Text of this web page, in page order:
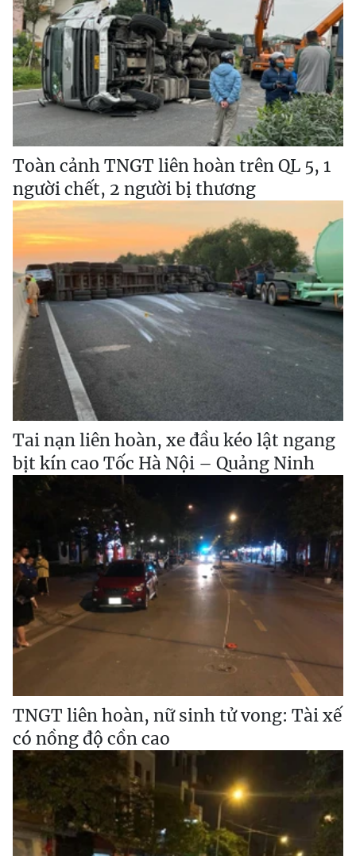
Toàn cảnh TNGT liên hoàn trên QL 5, 1
người chết, 2 người bị thương
Tai nạn liên hoàn, xe đầu kéo lật ngang
bịt kín cao Tốc Hà Nội – Quảng Ninh
TNGT liên hoàn, nữ sinh tử vong: Tài xế
có nồng độ cồn cao